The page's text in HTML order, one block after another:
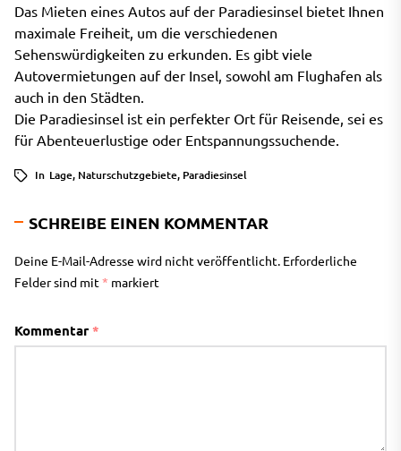
Das Mieten eines Autos auf der Paradiesinsel bietet Ihnen
maximale Freiheit, um die verschiedenen
Sehenswürdigkeiten zu erkunden. Es gibt viele
Autovermietungen auf der Insel, sowohl am Flughafen als
auch in den Städten.
Die Paradiesinsel ist ein perfekter Ort für Reisende, sei es
für Abenteuerlustige oder Entspannungssuchende.
In Lage, Naturschutzgebiete, Paradiesinsel
SCHREIBE EINEN KOMMENTAR
Deine E-Mail-Adresse wird nicht veröffentlicht. Erforderliche
Felder sind mit* markiert
Kommentar *